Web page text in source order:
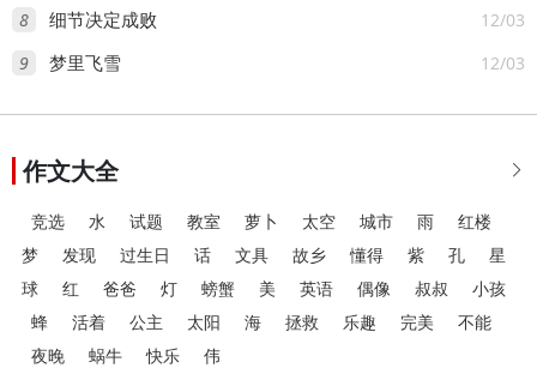
8 12/03
细节决定成败
9 12/03
梦里飞雪

作文大全
竞选 水 试题 教室 萝卜 太空 城市 雨
红楼
梦
发现 过生日 话 文具 故乡 懂得 紫 孔
星
球
红 爸爸 灯 螃蟹 美 英语 偶像 叔叔
小孩
蜂
活着 公主 太阳 海 拯救 乐趣 完美
不能
夜晚
蜗牛 快乐 伟